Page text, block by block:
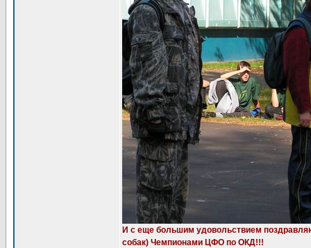
И с еще большим удовольствием
собак) Чемпионами ЦФО по ОКД!!!